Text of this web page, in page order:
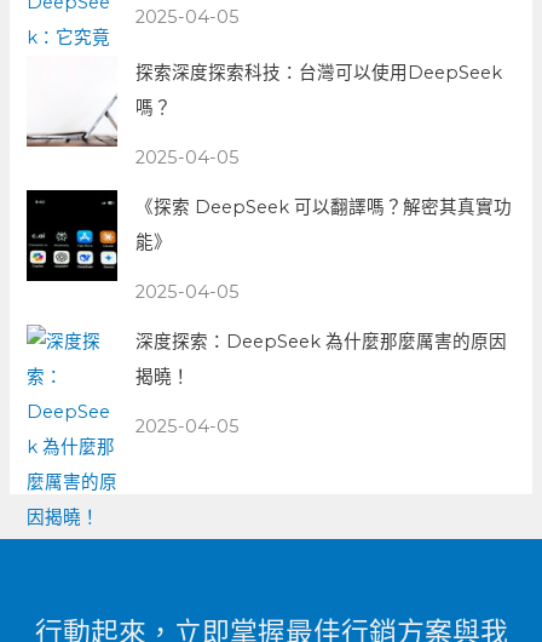
2025-04-05
探索深度探索科技：台灣可以使用DeepSeek
嗎？
2025-04-05
《探索 DeepSeek 可以翻譯嗎？解密其真實功
能》
2025-04-05
深度探索：DeepSeek 為什麼那麼厲害的原因
揭曉！
2025-04-05
行動起來，立即掌握最佳行銷方案與我